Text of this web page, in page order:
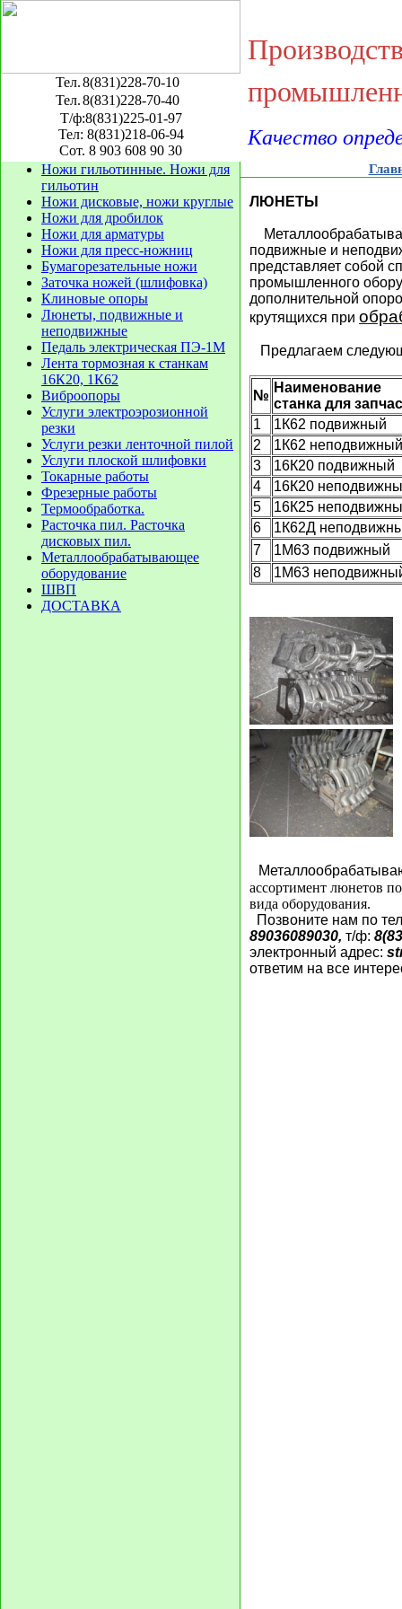
Тел.8(831)228-70-10
Тел.8(831)228-70-40
Т/ф:8(831)225-01-97
Тел: 8(831)218-06-94
Сот. 8 903 608 90 30
Качество
Ножи гильотинные. Ножи для
гильотин
Ножи дисковые, ножи круглые
Ножи для дробилок
Ножи для арматуры
Ножи для пресс-ножниц
Бумагорезательные ножи
Заточка ножей (шлифовка)
Клиновые опоры
Люнеты, подвижные и
неподвижные
Педаль электрическая ПЭ-1М
Лента тормозная к станкам
16К20, 1К62
Виброопоры
Услуги электроэрозионной
резки
Услуги резки ленточной пилой
Услуги плоской шлифовки
Токарные работы
Фрезерные работы
Термообработка.
Расточка пил. Расточка
дисковых пил.
Металлообрабатывающее
оборудование
ШВП
ДОСТАВКА
ЛЮНЕТЫ
подвижные и
представляет собой
промышленного
дополнительной
крутящихся при
Предлагаем
№
Наименование
станка для
1
1К62 подвижный
2
1К62 неподвижный
3
16К20 подвижный
4
16К20
5
16К25
6
1К62Д
7
1М63 подвижный
8
1М63
ассортимент люнетов
вида оборудования.
Позвоните нам по
89036089030, т/ф:
электронный адрес:
ответим на все